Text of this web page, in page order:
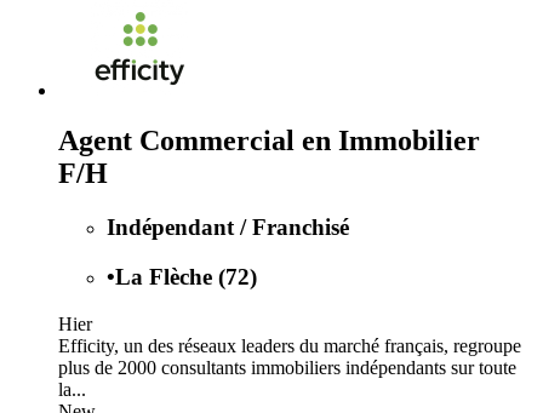
Agent Commercial en Immobilier
F/H
Indépendant / Franchisé
•La Flèche (72)
Hier
Efficity, un des réseaux leaders du marché français, regroupe
plus de 2000 consultants immobiliers indépendants sur toute
la...